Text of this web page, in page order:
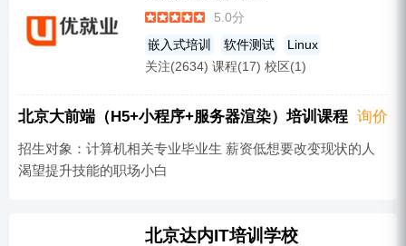
5.0分
嵌入式培训 软件测试
Linux
短视频培训
营销师
直播培训
游戏动漫
PYthon UI设计
大数据开发
Java
人工智能 web前端
关注(2634) 课程(17) 校区(1)
北京大前端（H5+小程序+服务器渲染）培训课程 询价
招生对象：计算机相关专业毕业生 薪资低想要改变现状的人
渴望提升技能的职场小白
北京达内IT培训学校